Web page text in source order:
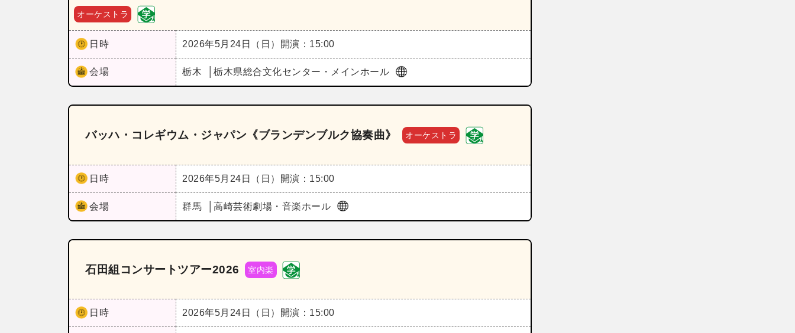
オーケストラ
日時 2026年5月24日（日） 開演：15:00
会場 栃木 栃木県総合文化センター・メインホール
バッハ・コレギウム・ジャパン《ブランデンブルク協奏曲》 オーケストラ
日時 2026年5月24日（日） 開演：15:00
会場 群馬 高崎芸術劇場・音楽ホール
石田組コンサートツアー2026 室内楽
日時 2026年5月24日（日） 開演：15:00